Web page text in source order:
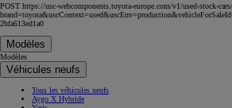
POST https://usc-webcomponents.toyota-europe.com/v1/used-stock-
2bfa613ed1a0
Modèles
Modèles
Véhicules neufs
Tous les véhicules neufs
Aygo X Hybride